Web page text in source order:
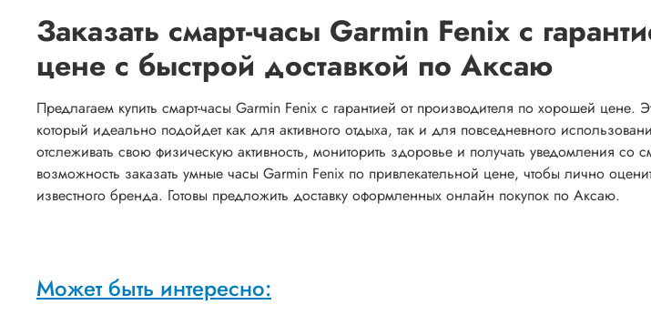
Заказать смарт-часы Garmin Fenix с
цене с быстрой доставкой по Аксаю
Предлагаем купить смарт-часы Garmin Fenix с гарантией от производителя по хорошей цене.
который идеально подойдет как для активного отдыха, так и для повседневного
отслеживать свою физическую активность, мониторить здоровье и получать уведомления со
возможность заказать умные часы Garmin Fenix по привлекательной цене, чтобы лично
известного бренда. Готовы предложить доставку оформленных онлайн покупок по Аксаю.
Может быть интересно: